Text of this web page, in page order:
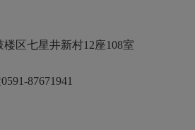
区七星井新村12座108室
87671941